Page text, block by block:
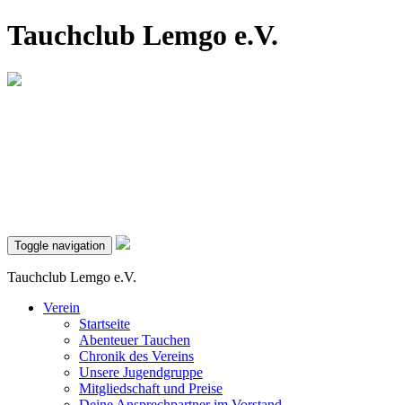
Tauchclub Lemgo e.V.
Toggle navigation
Tauchclub Lemgo e.V.
Verein
Startseite
Abenteuer Tauchen
Chronik des Vereins
Unsere Jugendgruppe
Mitgliedschaft und Preise